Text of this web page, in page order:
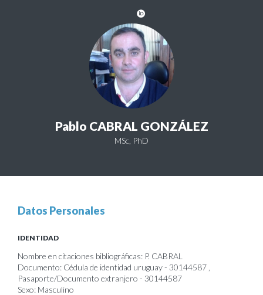
Pablo CABRAL GONZÁLEZ
MSc, PhD
Datos Personales
IDENTIDAD
Nombre en citaciones bibliográficas: P. CABRAL
Documento: Cédula de identidad uruguay - 30144587 ,
Pasaporte/Documento extranjero - 30144587
Sexo: Masculino